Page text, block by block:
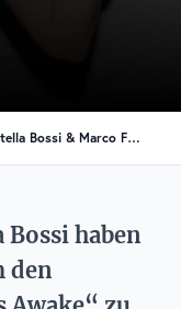
„3 Days Awake“: Stella Bossi & Marco Faraone releasen Techno-Kracher
Bossi haben
den